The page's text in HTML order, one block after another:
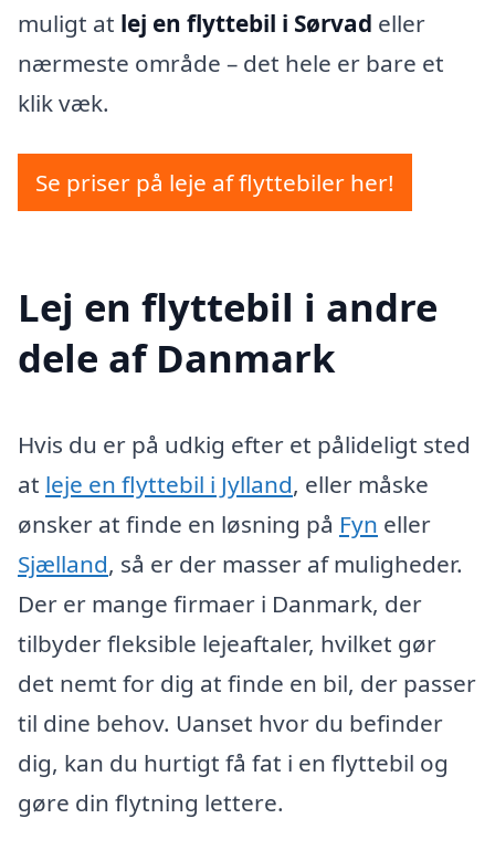
muligt at lej en flyttebil i Sørvad eller
nærmeste område – det hele er bare et
klik væk.
Se priser på leje af flyttebiler her!
Lej en flyttebil i andre
dele af Danmark
Hvis du er på udkig efter et pålideligt sted
at leje en flyttebil i Jylland, eller måske
ønsker at finde en løsning på Fyn eller
Sjælland, så er der masser af muligheder.
Der er mange firmaer i Danmark, der
tilbyder fleksible lejeaftaler, hvilket gør
det nemt for dig at finde en bil, der passer
til dine behov. Uanset hvor du befinder
dig, kan du hurtigt få fat i en flyttebil og
gøre din flytning lettere.